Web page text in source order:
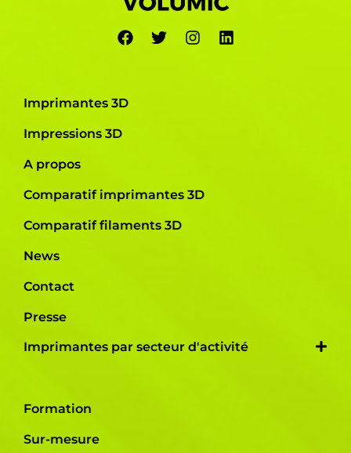
Imprimantes 3D
Impressions 3D
A propos
Comparatif imprimantes 3D
Comparatif filaments 3D
News
Contact
Presse
Imprimantes par secteur d'activité
Formation
Sur-mesure